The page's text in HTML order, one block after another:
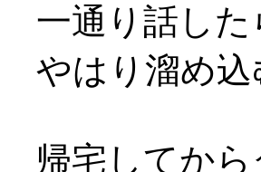
一通り話し
やはり溜め
帰宅してか